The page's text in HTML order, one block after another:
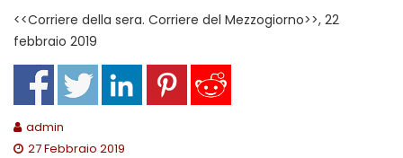
<<Corriere della sera. Corriere del Mezzogiorno>>, 22
febbraio 2019
admin
27 Febbraio 2019